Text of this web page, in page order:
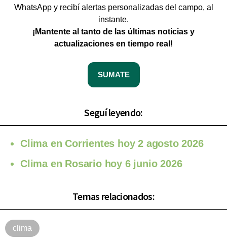
WhatsApp y recibí alertas personalizadas del campo, al
instante.
¡Mantente al tanto de las últimas noticias y
actualizaciones en tiempo real!
SUMATE
Seguí leyendo:
Clima en Corrientes hoy 2 agosto 2026
Clima en Rosario hoy 6 junio 2026
Temas relacionados:
clima